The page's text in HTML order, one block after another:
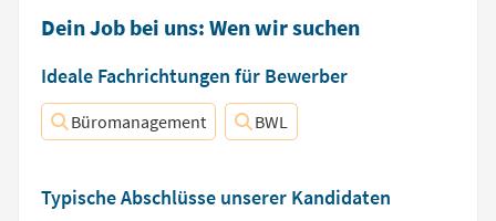
Dein Job bei uns: Wen wir suchen
Ideale Fachrichtungen für Bewerber
Büromanagement BWL
Typische Abschlüsse unserer Kandidaten